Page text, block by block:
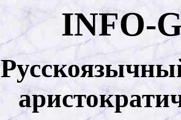
INFO-